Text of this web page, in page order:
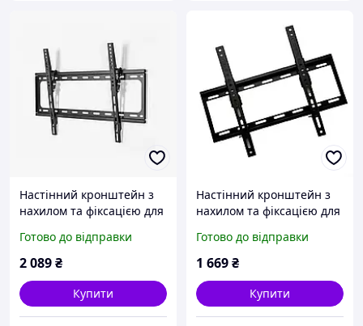
Настінний кронштейн з
нахилом та фіксацією для
діагоналлю 32-65 дюймів
Готово до відправки
2 089₴
Купити
Настінний кронштейн з
нахилом та фіксацією для
діагоналлю 26-55 дюймів
Готово до відправки
1 669₴
Купити